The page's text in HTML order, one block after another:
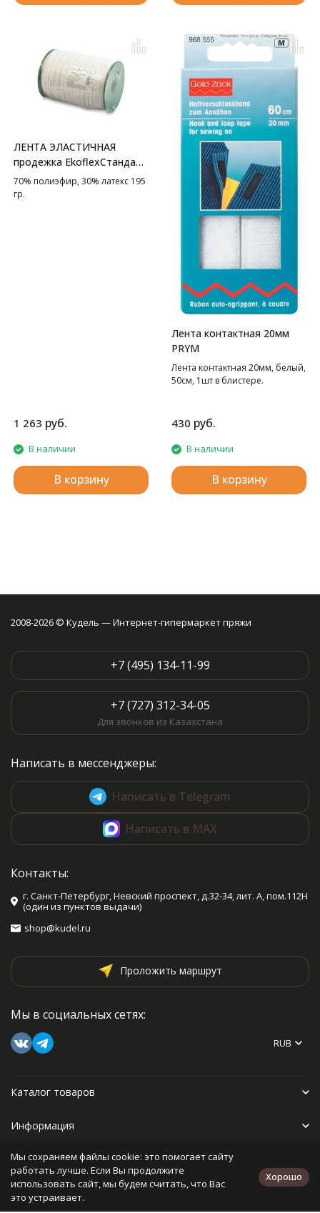
ЛЕНТА ЭЛАСТИЧНАЯ
продежка EkoflexСтандарт
GAMMA
70% полиэфир, 30% латекс 195
гр.
1 263 руб.
В наличии
В корзину
Лента контактная 20мм
PRYM
Лента контактная 20мм, белый,
50см, 1шт в блистере.
430 руб.
В наличии
В корзину
2008-2026 © Кудель — Интернет-гипермаркет пряжи
+7 (495) 134-11-99
+7 (727) 312-34-05
Для звонков из Казахстана
Написать в мессенджеры:
Написать в Telegram
Написать в MAX
Контакты:
г. Санкт-Петербург, Невский проспект, д.32-34, лит. А, пом.112Н
(один из пунктов выдачи)
shop@kudel.ru
Проложить маршрут
Мы в социальных сетях:
RUB
Каталог товаров
Информация
Прочее
Политика персональных данных
Мы сохраняем файлы cookie: это помогает сайту
работать лучше. Если Вы продолжите
использовать сайт, мы будем считать, что Вас
это устраивает.
Хорошо